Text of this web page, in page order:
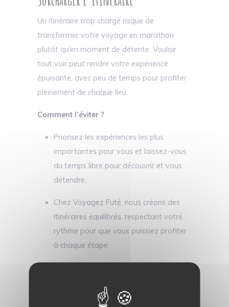
Un itinéraire trop chargé risque de
transformer votre voyage en marathon
plutôt qu’en moment de détente. Vouloir
tout voir peut rendre votre expérience
épuisante, avec peu de temps pour profiter
pleinement de chaque lieu.
Comment l’éviter ?
Priorisez les expériences les plus
importantes pour vous et laissez-vous
du temps libre pour découvrir et vous
détendre.
Chez Voyagez Futé, nous créons des
itinéraires équilibrés, respectant votre
rythme pour que vous puissiez profiter
à chaque étape.